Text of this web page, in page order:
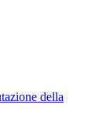
della